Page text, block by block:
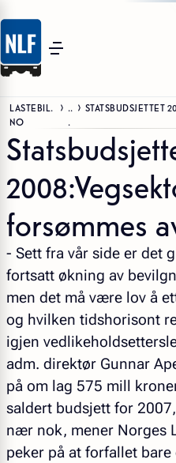
LASTEBIL.
NO
..
.
forsømmes
- Sett fra vår side er det
fortsatt økning av
men det må være lov å
og hvilken tidshorisont
igjen
adm. direktør Gunnar
på om lag 575 mill
saldert budsjett for
nær nok, mener Norges
peker på at forfallet bare